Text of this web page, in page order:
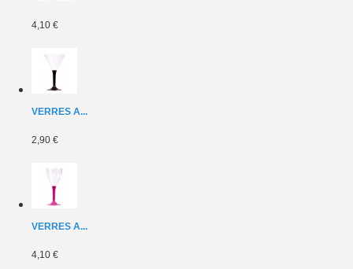
4,10 €
VERRES A...
2,90 €
VERRES A...
4,10 €